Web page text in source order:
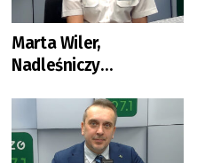
Marta Wiler,
Nadleśniczy
Góra